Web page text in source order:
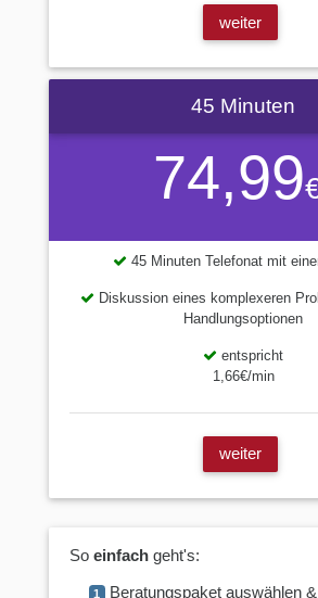
weiter
74,99
45 Minuten
45 Minuten Telefonat mit
Diskussion eines komplexeren
Handlungsoptionen
entspricht
1,66€/min
weiter
So einfachgeht's:
1 Beratungspaket auswählen